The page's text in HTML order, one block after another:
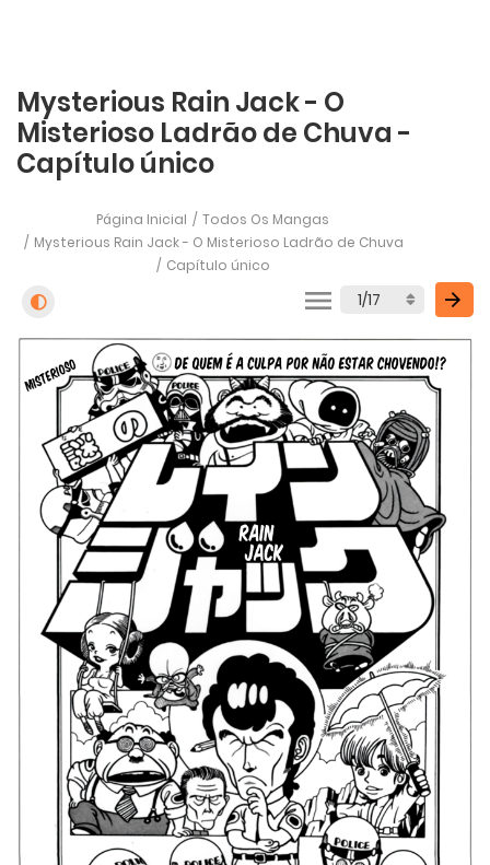
Mysterious Rain Jack - O
Misterioso Ladrão de Chuva -
Capítulo único
Página Inicial
Todos Os Mangas
Mysterious Rain Jack - O Misterioso Ladrão de Chuva
Capítulo único